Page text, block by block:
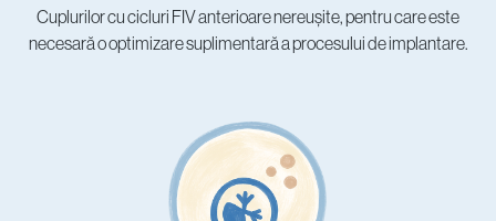
Cuplurilor cu cicluri FIV anterioare nereușite, pentru care este
necesară o optimizare suplimentară a procesului de implantare.